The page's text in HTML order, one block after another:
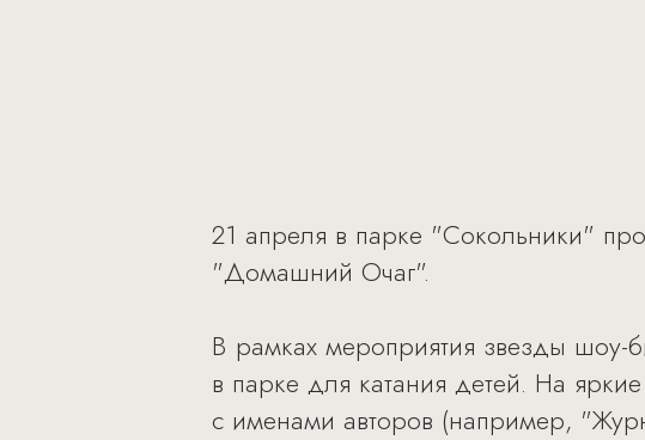
21 апреля в парке "Сокольники"
"Домашний Очаг".
В рамках мероприятия звезды шоу-
в парке для катания детей. На
с именами авторов (например,